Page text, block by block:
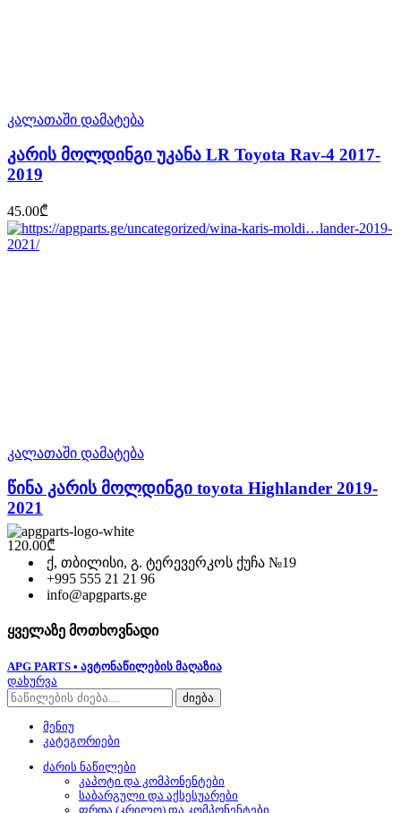
კალათაში დამატება
კარის მოლდინგი უკანა LR Toyota Rav-4 2017-
2019
45.00₾
კალათაში დამატება
წინა კარის მოლდინგი toyota Highlander 2019-
2021
120.00₾
ქ, თბილისი, გ. ტერევერკოს ქუჩა №19
+995 555 21 21 96
info@apgparts.ge
ყველაზე მოთხოვნადი
APG PARTS • ავტონაწილების მაღაზია
დახურვა
ძიება
მენიუ
კატეგორიები
ძარის ნაწილები
კაპოტი და კომპონენტები
საბარგული და აქსესუარები
ფრთა (კრილო) და კომპონენტები